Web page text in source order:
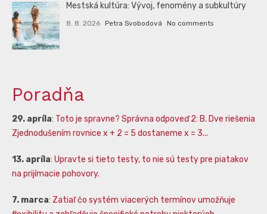
Mestská kultúra: Vývoj, fenomény a subkultúry
8. 8. 2026 Petra Svobodová No comments
Poradňa
29. apríla: Toto je spravne? Správna odpoveď 2: B. Dve riešenia
Zjednodušením rovnice x + 2 = 5 dostaneme x = 3...
13. apríla: Upravte si tieto testy, to nie sú testy pre piatakov
na prijímacie pohovory.
7. marca: Zatiaľ čo systém viacerých termínov umožňuje